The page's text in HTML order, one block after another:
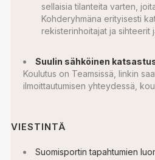
sellaisia tilanteita varten,
Kohderyhmäna erityisesti
rekisterinhoitajat ja sihteerit
Suulin sähköinen
Koulutus on Teamsissä, linkin
ilmoittautumisen yhteydessä,
VIESTINTÄ
Suomisportin tapahtumien